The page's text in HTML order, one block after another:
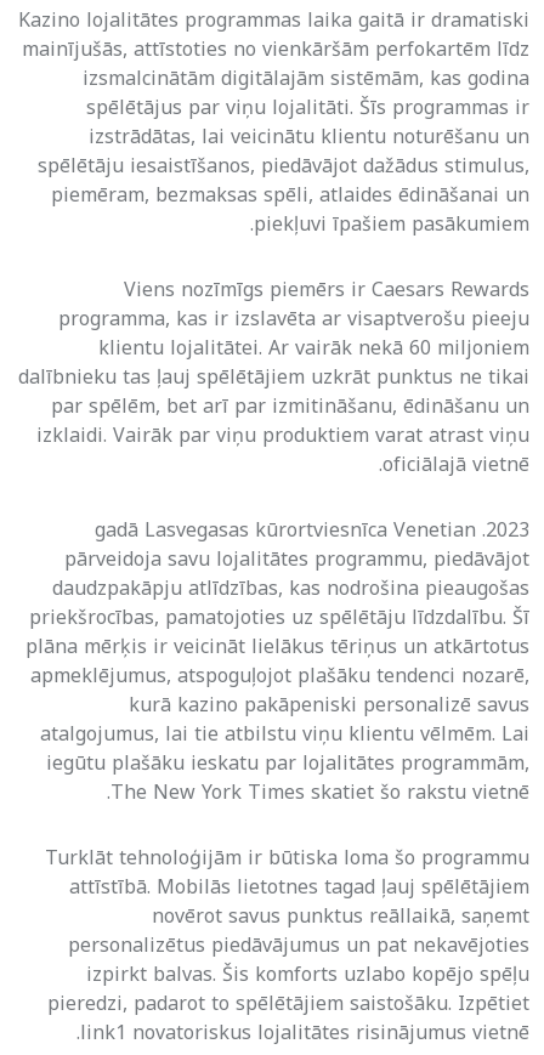
Kazino lojalitātes programmas laika gaitā ir dramatiski
mainījušās, attīstoties no vienkāršām perfokartēm līdz
izsmalcinātām digitālajām sistēmām, kas godina
spēlētājus par viņu lojalitāti. Šīs programmas ir
izstrādātas, lai veicinātu klientu noturēšanu un
spēlētāju iesaistīšanos, piedāvājot dažādus stimulus,
piemēram, bezmaksas spēli, atlaides ēdināšanai un
piekļuvi īpašiem pasākumiem.
Viens nozīmīgs piemērs ir Caesars Rewards
programma, kas ir izslavēta ar visaptverošu pieeju
klientu lojalitātei. Ar vairāk nekā 60 miljoniem
dalībnieku tas ļauj spēlētājiem uzkrāt punktus ne tikai
par spēlēm, bet arī par izmitināšanu, ēdināšanu un
izklaidi. Vairāk par viņu produktiem varat atrast viņu
oficiālajā vietnē
.
2023. gadā Lasvegasas kūrortviesnīca Venetian
pārveidoja savu lojalitātes programmu, piedāvājot
daudzpakāpju atlīdzības, kas nodrošina pieaugošas
priekšrocības, pamatojoties uz spēlētāju līdzdalību. Šī
plāna mērķis ir veicināt lielākus tēriņus un atkārtotus
apmeklējumus, atspoguļojot plašāku tendenci nozarē,
kurā kazino pakāpeniski personalizē savus
atalgojumus, lai tie atbilstu viņu klientu vēlmēm. Lai
iegūtu plašāku ieskatu par lojalitātes programmām,
skatiet šo rakstu vietnē
The New York Times
.
Turklāt tehnoloģijām ir būtiska loma šo programmu
attīstībā. Mobilās lietotnes tagad ļauj spēlētājiem
novērot savus punktus reāllaikā, saņemt
personalizētus piedāvājumus un pat nekavējoties
izpirkt balvas. Šis komforts uzlabo kopējo spēļu
pieredzi, padarot to spēlētājiem saistošāku. Izpētiet
novatoriskus lojalitātes risinājumus vietnē
link1
.